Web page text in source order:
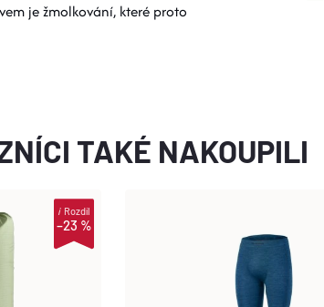
je žmolkování, které proto
TAKÉ NAKOUPILI
–23 %
iRozdíl